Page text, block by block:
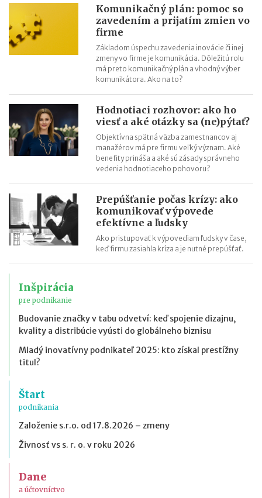
Komunikačný plán: pomoc so
zavedením a prijatím zmien vo
firme
Základom úspechu zavedenia inovácie či inej
zmeny vo firme je komunikácia. Dôležitú rolu
má preto komunikačný plán a vhodný výber
komunikátora. Ako na to?
Hodnotiaci rozhovor: ako ho
viesť a aké otázky sa (ne)pýtať?
Objektívna spätná väzba zamestnancov aj
manažérov má pre firmu veľký význam. Aké
benefity prináša a aké sú zásady správneho
vedenia hodnotiaceho pohovoru?
Prepúšťanie počas krízy: ako
komunikovať výpovede
efektívne a ľudsky
Ako pristupovať k výpovediam ľudsky v čase,
keď firmu zasiahla kríza a je nutné prepúšťať.
Inšpirácia
pre podnikanie
Budovanie značky v tabu odvetví: keď spojenie dizajnu,
kvality a distribúcie vyústi do globálneho biznisu
Mladý inovatívny podnikateľ 2025: kto získal prestížny
titul?
Štart
podnikania
Založenie s.r.o. od 17.8.2026 – zmeny
Živnosť vs s. r. o. v roku 2026
Dane
a účtovníctvo